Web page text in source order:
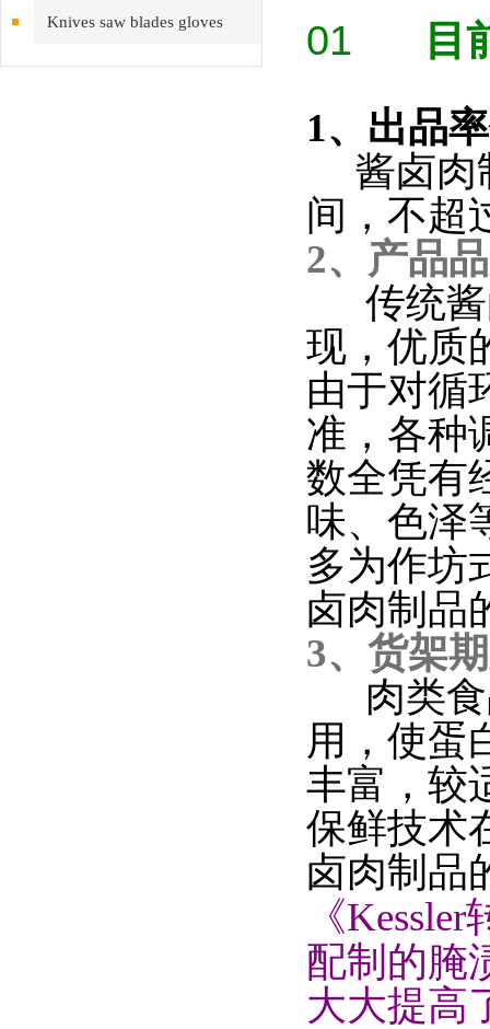
Knives saw blades gloves
inspection cleaning
01 目
1、出品
酱卤肉
间，不
2、产品
传统酱
现，优质
由于对循
准，各种
数全凭有
味、色泽
多为作坊
卤肉制品
3、货架
肉类食
用，使蛋
丰富，较
保鲜技术
卤肉制品
《
配制的腌
大大提高